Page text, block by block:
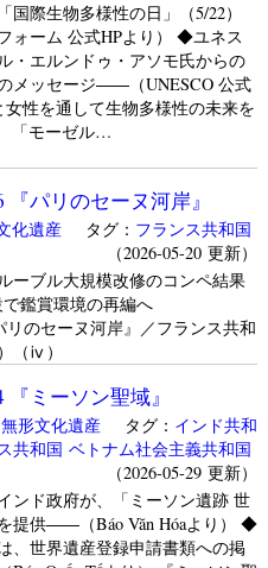
際生物多様性の日」（5/22）
ーム 公式HPより） ◆ユネス
・エルンドゥ・アソモ氏からの
メッセージ――（UNESCO 公式
性を通して生物多様性の未来を
「モーゼル…
パリのセーヌ河岸』
化遺産タグ： フランス共和国
（2026-05-20 更新）
ブル大規模改修のコンペ結果
鑑賞環境の再編へ
のセーヌ河岸』／フランス共和
（ⅳ）
ミーソン聖域』
無形文化遺産タグ： インド共和
共和国 ベトナム社会主義共和国
（2026-05-29 更新）
ド政府が、「ミーソン遺跡 世
提供――（Báo Văn Hóaより） ◆
、世界遺産登録申請書類への掲